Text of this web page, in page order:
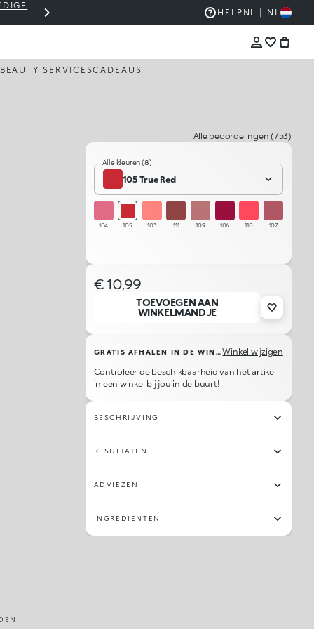
THE KIKO SALE: TOT -50%
HELP NL | NL
BEAUTY SERVICESCADEAUS
Alle beoordelingen (753)
Alle kleuren (8)
105 True Red
104 105 103 111 109 106 110 107
€ 10,99
TOEVOEGEN AAN
WINKELMANDJE
GRATIS AFHALEN IN DE WINKEL Winkel wijzigen
Controleer de beschikbaarheid van het artikel
in een winkel bij jou in de buurt!
BESCHRIJVING
RESULTATEN
ADVIEZEN
INGREDIËNTEN